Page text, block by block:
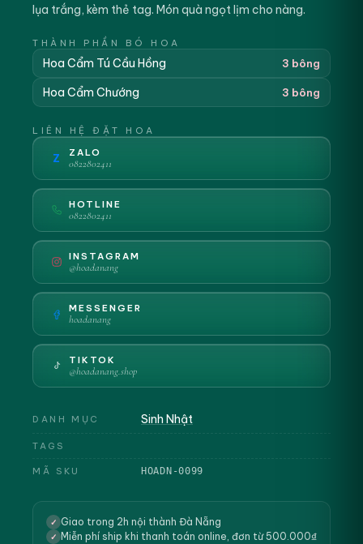
lụa trắng, kèm thẻ tag. Món quà ngọt lịm cho nàng.
THÀNH PHẦN BÓ HOA
Hoa Cẩm Tú Cầu Hồng 3 bông
Hoa Cẩm Chướng 3 bông
LIÊN HỆ ĐẶT HOA
Z ZALO
0822802411
HOTLINE
0822802411
INSTAGRAM
@hoadanang
MESSENGER
hoadanang
TIKTOK
@hoadanang.shop
DANH MỤC Sinh Nhật
TAGS
MÃ SKU HOADN-0099
✓ Giao trong 2h nội thành Đà Nẵng
✓ Miễn phí ship khi thanh toán online, đơn từ 500.000₫